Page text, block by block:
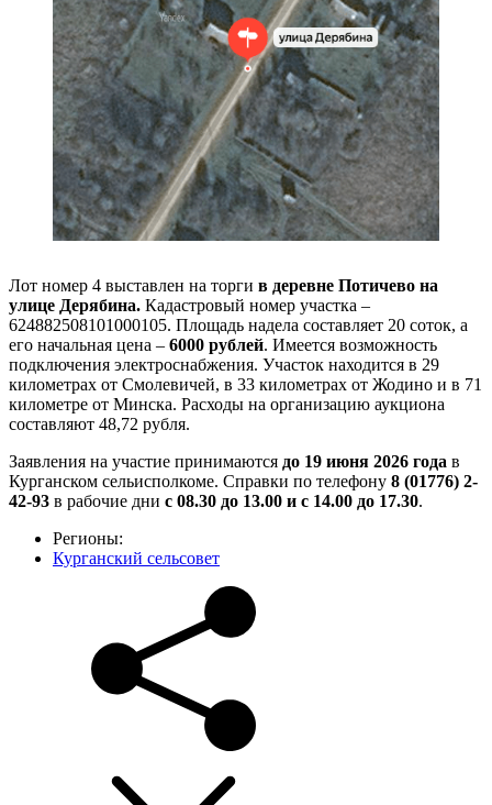
Лот номер 4 выставлен на торги в деревне Потичево на
улице Дерябина. Кадастровый номер участка –
624882508101000105. Площадь надела составляет 20 соток, а
его начальная цена – 6000 рублей. Имеется возможность
подключения электроснабжения. Участок находится в 29
километрах от Смолевичей, в 33 километрах от Жодино и в 71
километре от Минска. Расходы на организацию аукциона
составляют 48,72 рубля.
Заявления на участие принимаются до 19 июня 2026 года в
Курганском сельисполкоме. Справки по телефону 8 (01776) 2-
42-93 в рабочие дни с 08.30 до 13.00 и с 14.00 до 17.30.
Регионы:
Курганский сельсовет